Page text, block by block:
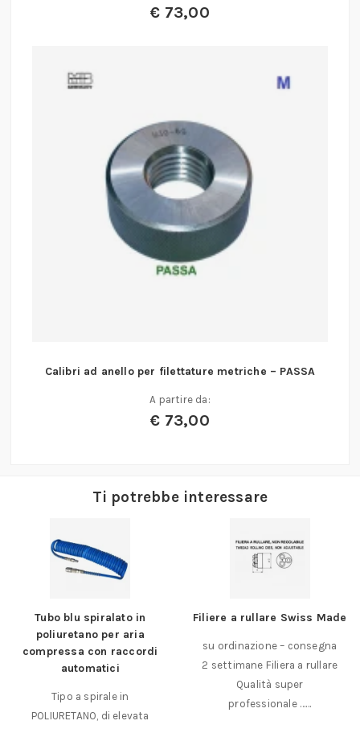
€ 73,00
Calibri ad anello per filettature metriche – PASSA
A partire da:
€ 73,00
Ti potrebbe interessare
Tubo blu spiralato in
poliuretano per aria
compressa con raccordi
automatici
Tipo a spirale in
POLIURETANO, di elevata
Filiere a rullare Swiss Made
su ordinazione – consegna
2 settimane Filiera a rullare
Qualità super
professionale ……